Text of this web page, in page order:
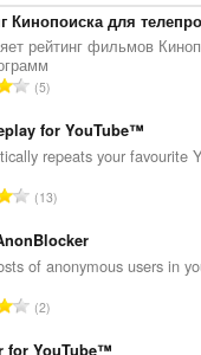
Кинопоиска для
рейтинг фильмов
В
е
г
о
е
н
о
к
:
5
for YouTube™
repeats your favourite
В
е
г
о
13
of anonymous users in
В2
for YouTube™